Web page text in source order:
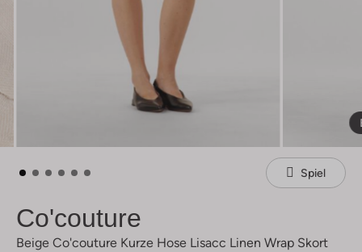
Spiel
Co'couture
Beige Co'couture Kurze Hose Lisacc Linen Wrap Skort